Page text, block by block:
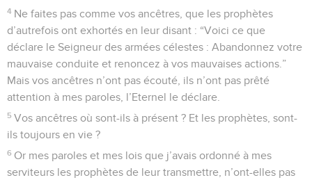
4 Ne faites pas comme vos ancêtres, que les prophètes
d’autrefois ont exhortés en leur disant : “Voici ce que
déclare le Seigneur des armées célestes : Abandonnez votre
mauvaise conduite et renoncez à vos mauvaises actions.”
Mais vos ancêtres n’ont pas écouté, ils n’ont pas prêté
attention à mes paroles, l’Eternel le déclare.
5 Vos ancêtres où sont-ils à présent ? Et les prophètes, sont-
ils toujours en vie ?
6 Or mes paroles et mes lois que j’avais ordonné à mes
serviteurs les prophètes de leur transmettre, n’ont-elles pas